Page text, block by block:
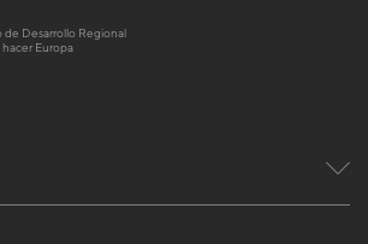
de Desarrollo Regional
Europa